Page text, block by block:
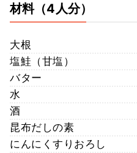
材料（4人分）
大根
塩鮭（甘塩）
バター
水
酒
昆布だしの素
にんにくすりおろし